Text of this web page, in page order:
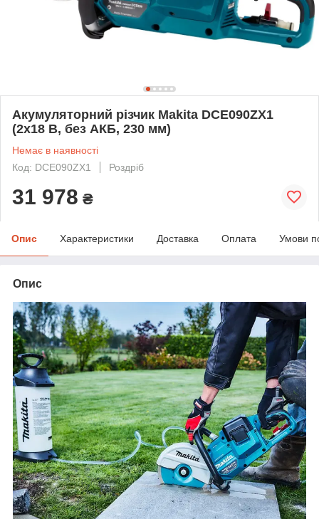
Акумуляторний різчик Makita DCE090ZX1
(2х18 В, без АКБ, 230 мм)
Немає в наявності
Код: DCE090ZX1
Роздріб
31 978 ₴
Опис Характеристики Доставка Оплата Умови
Опис